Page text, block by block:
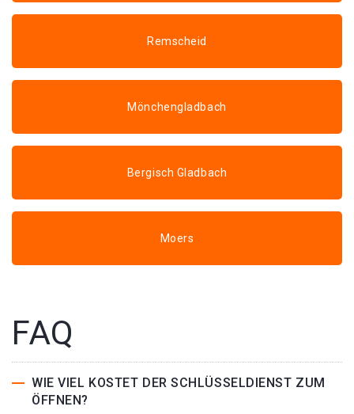
Remscheid
Mönchengladbach
Bergisch Gladbach
Moers
FAQ
WIE VIEL KOSTET DER SCHLÜSSELDIENST ZUM
ÖFFNEN?